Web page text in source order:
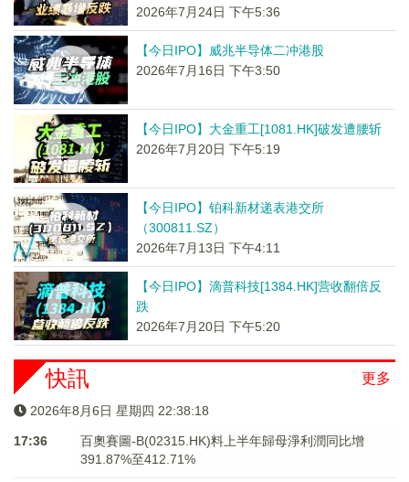
2026年7月24日 下午5:36
【今日IPO】威兆半导体二冲港股
2026年7月16日 下午3:50
【今日IPO】大金重工[1081.HK]破发遭腰斩
2026年7月20日 下午5:19
【今日IPO】铂科新材递表港交所
（300811.SZ）
2026年7月13日 下午4:11
【今日IPO】滴普科技[1384.HK]营收翻倍反
跌
2026年7月20日 下午5:20
更多
快訊
2026年8月6日 星期四 22:38:18
17:36
百奧賽圖-B(02315.HK)料上半年歸母淨利潤同比增
391.87%至412.71%